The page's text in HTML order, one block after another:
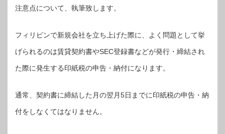
注意点について、執筆致します。
フィリピンで新規会社を立ち上げた際に、よく問題として挙
げられるのは賃貸契約書やSEC登録書などが発行・締結され
た際に発生する印紙税の申告・納付になります。
通常、契約書に締結した月の翌月5日までに印紙税の申告・納
付をしなくてはなりません。